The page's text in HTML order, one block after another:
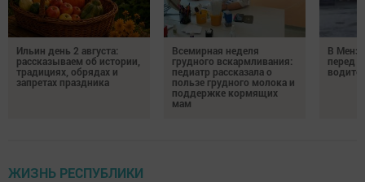
Ильин день 2 августа:
рассказываем об истории,
традициях, обрядах и
запретах праздника
Всемирная неделя
грудного вскармливания:
педиатр рассказала о
пользе грудного молока и
поддержке кормящих
мам
В
перед
ЖИЗНЬ РЕСПУБЛИКИ